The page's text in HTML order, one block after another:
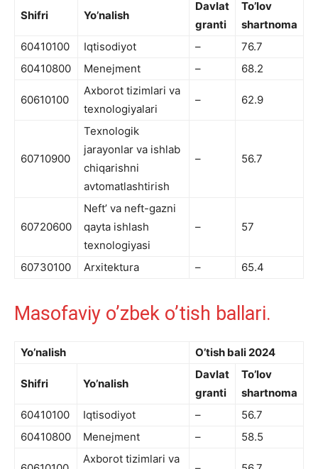
Shifri Yo’nalish
Davlat
granti
To’lov
shartnoma
60410100
Iqtisodiyot –
76.7
60410800
Menejment – 68.2
60610100
Axborot tizimlari va
texnologiyalari
– 62.9
60710900
Texnologik
jarayonlar va ishlab
chiqarishni
avtomatlashtirish
– 56.7
60720600
Neftʼ va neft-gazni
qayta ishlash
texnologiyasi
– 57
60730100 Arxitektura – 65.4
Masofaviy o’zbek o’tish ballari.
Yo’nalish O’tish bali 2024
Shifri Yo’nalish
Davlat
granti
To’lov
shartnoma
60410100
Iqtisodiyot –
56.7
60410800
Menejment – 58.5
Axborot tizimlari va